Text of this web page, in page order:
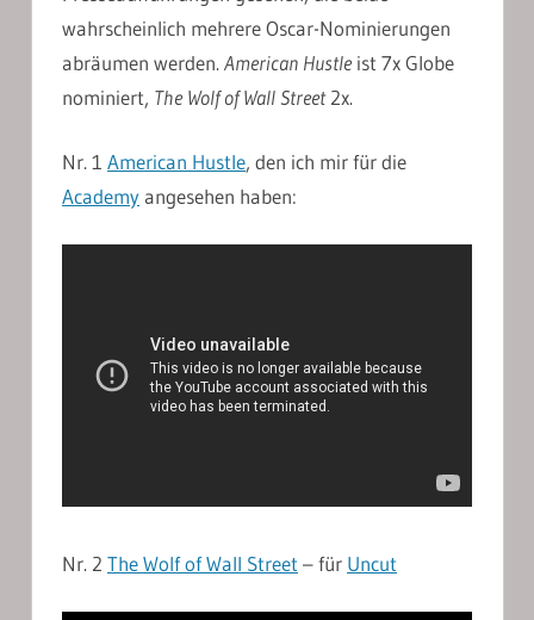
wahrscheinlich mehrere Oscar-Nominierungen
abräumen werden.American Hustleist 7x Globe
nominiert, The Wolf of Wall Street2x.
Nr. 1 American Hustle, den ich mir für die
Academyangesehen haben:
Nr. 2 The Wolf of Wall Street – für Uncut